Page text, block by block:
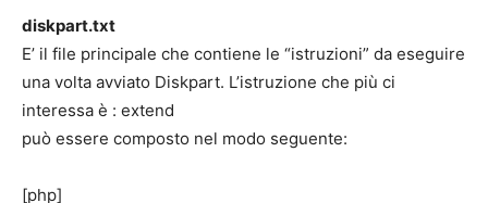
diskpart.txt
E’ il file principale che contiene le “istruzioni” da eseguire
una volta avviato Diskpart. L’istruzione che più ci
interessa è : extend
può essere composto nel modo seguente:
[php]